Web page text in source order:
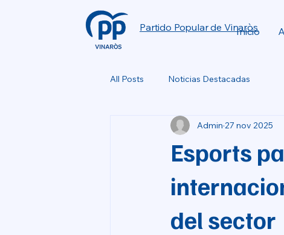
Partido Popular de Vinaròs
Inicio
All Posts Noticias Destacadas
Esports
del sector
Admin 27 nov 2025